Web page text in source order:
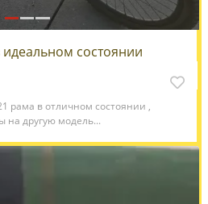
состоянии
рама в отличном состоянии ,
на другую модель...